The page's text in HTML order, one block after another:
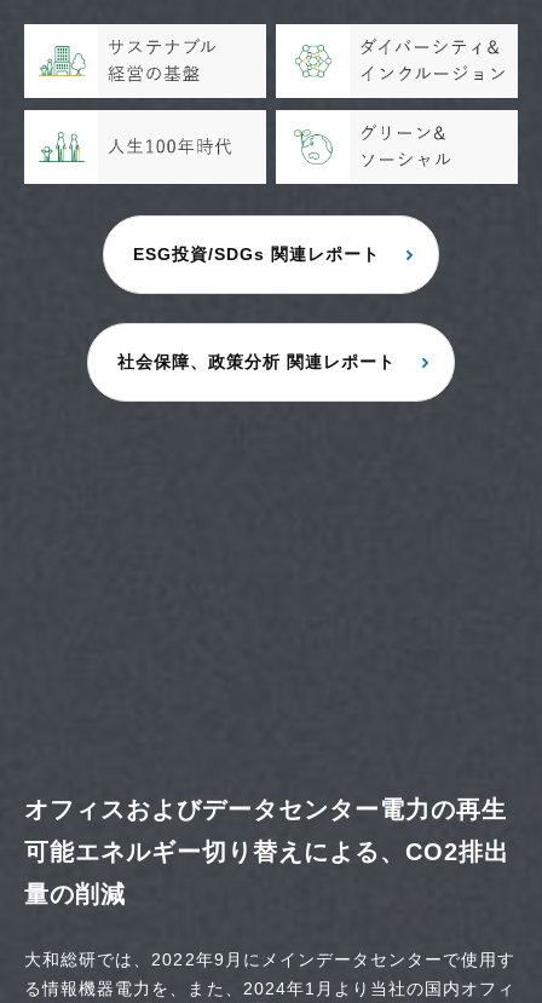
ESG投資/SDGs 関連レポート
社会保障、政策分析 関連レポート
オフィスおよびデータセンター電力の再生
可能エネルギー切り替えによる、CO2排出
量の削減
大和総研では、2022年9月にメインデータセンターで使用す
る情報機器電力を、また、2024年1月より当社の国内オフィ